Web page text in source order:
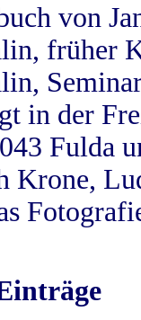
von
früher
in der
Fulda
Krone,